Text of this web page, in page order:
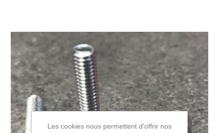
Les cookies nous permettent d'offrir nos